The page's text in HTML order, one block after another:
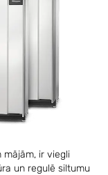
mājām, ir viegli
un regulē siltumu